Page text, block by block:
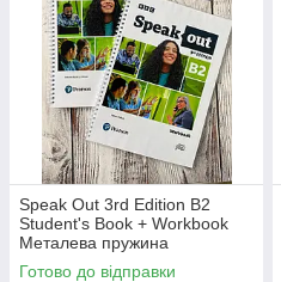
Speak Out 3rd Edition B2
Student's Book + Workbook
Металева пружина
Готово до відправки